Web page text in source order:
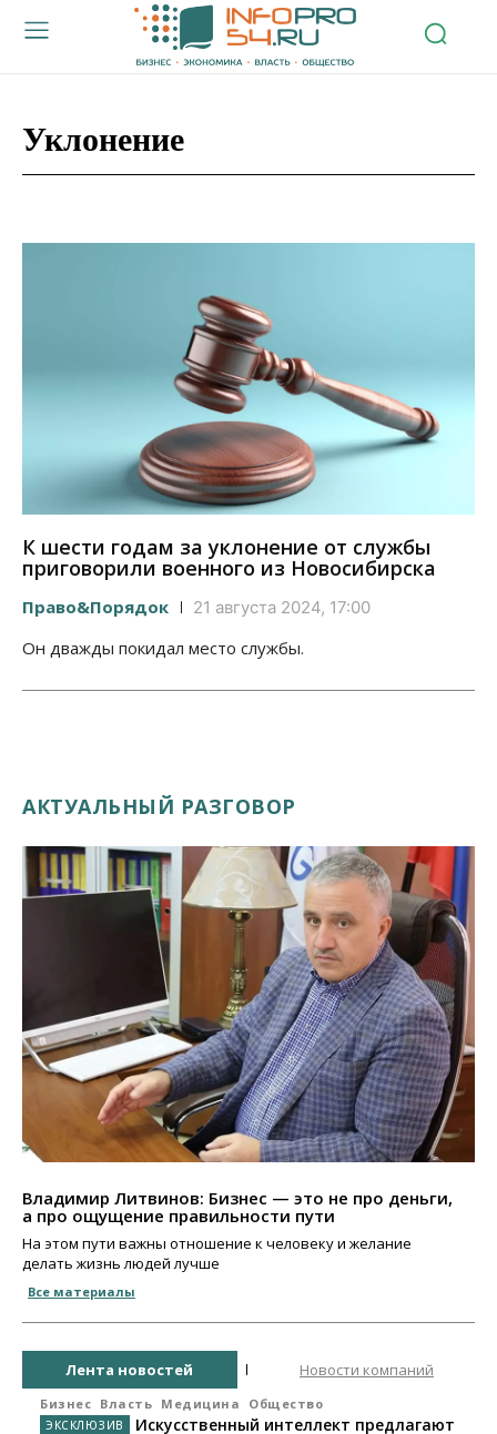
Уклонение
К шести годам за уклонение от службы
приговорили военного из Новосибирска
Право&Порядок 21 августа 2024, 17:00
Он дважды покидал место службы.
АКТУАЛЬНЫЙ РАЗГОВОР
Владимир Литвинов: Бизнес — это не про деньги,
а про ощущение правильности пути
На этом пути важны отношение к человеку и желание
делать жизнь людей лучше
Все материалы
Лента новостей Новости компаний
Бизнес Власть Медицина Общество
Искусственный интеллект предлагают